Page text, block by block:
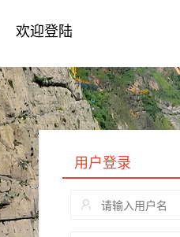
欢迎登陆
用户登录